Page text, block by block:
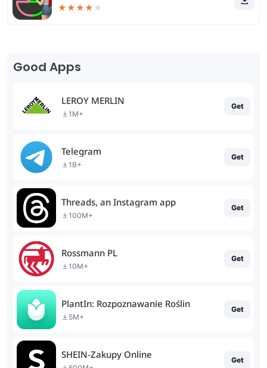
★★★★ ★
Good Apps
LEROY MERLIN
1M+
Get
Telegram
1B+
Get
Threads, an Instagram app
100M+
Get
Rossmann PL
10M+
Get
PlantIn: Rozpoznawanie Roślin
5M+
Get
SHEIN-Zakupy Online Get